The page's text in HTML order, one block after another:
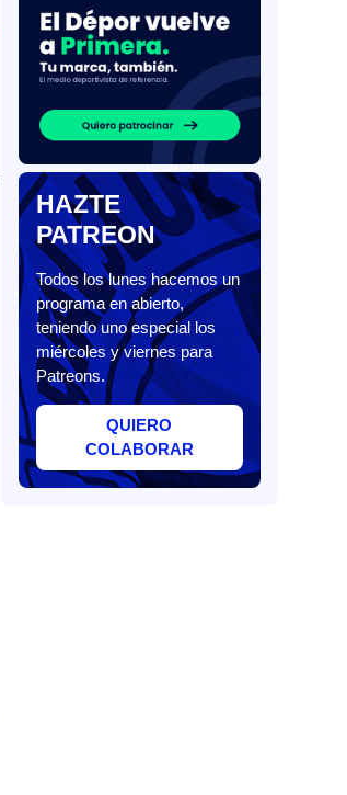
HAZTE
PATREON
Todos los lunes hacemos un
programa en abierto,
teniendo uno especial los
miércoles y viernes para
Patreons.
QUIERO
COLABORAR